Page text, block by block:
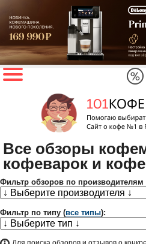
Все обзоры
кофеварок и
Фильтр обзоров по производителям
Фильтр по типу (все типы):